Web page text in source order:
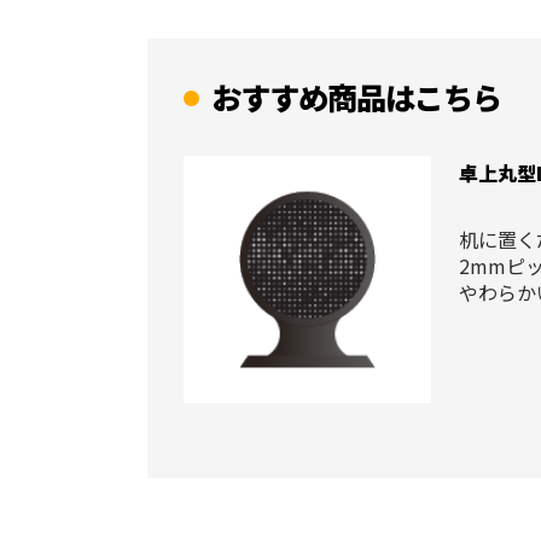
おすすめ商品はこちら
卓上丸
机に置
2mmピ
やわら